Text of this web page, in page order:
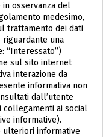
in osservanza del
medesimo,
trattamento dei dati
una
“Interessato”)
sul sito internet
interazione da
informativa non
dall’utente
ai social
informative).
ulteriori informative